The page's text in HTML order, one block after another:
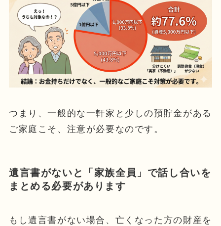
つまり、一般的な一軒家と少しの預貯金がある
ご家庭こそ、注意が必要なのです。
遺言書がないと「家族全員」で話し合いを
まとめる必要があります
もし遺言書がない場合、亡くなった方の財産を